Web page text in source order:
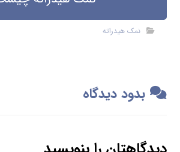
نمک هیدراته
بدود دیدگاه